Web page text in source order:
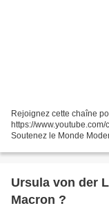
Rejoignez cette chaîne
https://
Soutenez le Monde
Ursula von der
Macron ?